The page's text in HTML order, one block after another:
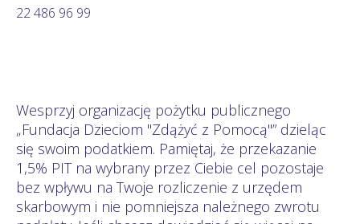
22 486 96 99
Wesprzyj organizację pożytku publicznego
„Fundacja Dzieciom "Zdążyć z Pomocą"” dzieląc
się swoim podatkiem. Pamiętaj, że przekazanie
1,5% PIT na wybrany przez Ciebie cel pozostaje
bez wpływu na Twoje rozliczenie z urzędem
skarbowym i nie pomniejsza należnego zwrotu